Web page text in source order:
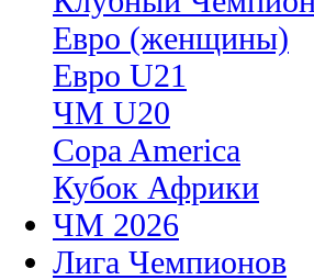
Евро (женщины)
Евро U21
ЧМ U20
Copa America
Кубок Африки
ЧМ 2026
Лига Чемпионов